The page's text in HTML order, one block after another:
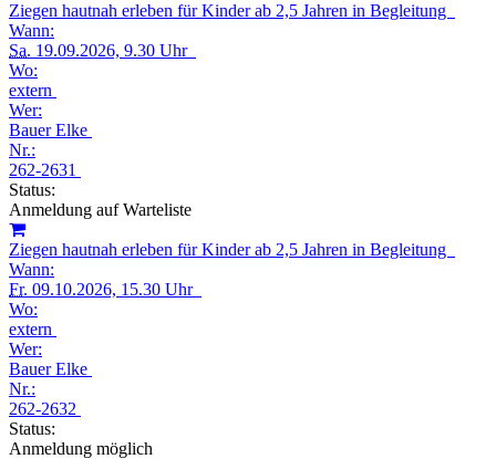
Ziegen hautnah erleben für Kinder ab 2,5 Jahren in Begleitung
Wann:
Sa. 19.09.2026, 9.30 Uhr
Wo:
extern
Wer:
Bauer Elke
Nr.:
262-2631
Status:
Anmeldung auf Warteliste
Ziegen hautnah erleben für Kinder ab 2,5 Jahren in Begleitung
Wann:
Fr. 09.10.2026, 15.30 Uhr
Wo:
extern
Wer:
Bauer Elke
Nr.:
262-2632
Status:
Anmeldung möglich